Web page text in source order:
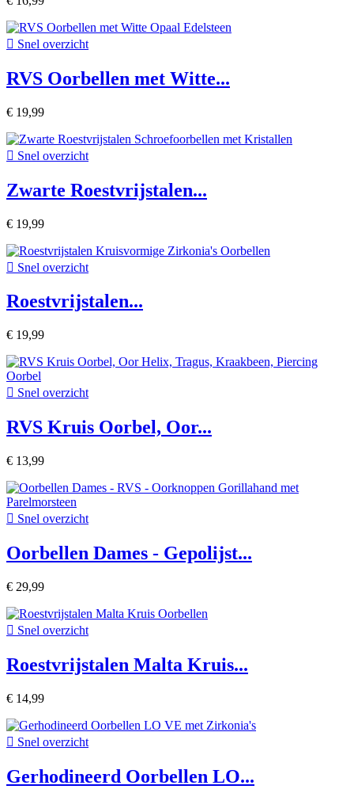
 Snel overzicht
RVS Oorbellen met Witte...
€ 19,99
 Snel overzicht
Zwarte Roestvrijstalen...
€ 19,99
 Snel overzicht
Roestvrijstalen...
€ 19,99
 Snel overzicht
RVS Kruis Oorbel, Oor...
€ 13,99
 Snel overzicht
Oorbellen Dames - Gepolijst...
€ 29,99
 Snel overzicht
Roestvrijstalen Malta Kruis...
€ 14,99
 Snel overzicht
Gerhodineerd Oorbellen LO...